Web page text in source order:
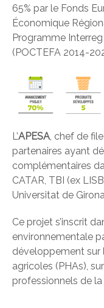
65% par le Fonds
Économique
Programme
(POCTEFA 2014-
L’APESA, chef de
partenaires ayant
complémentaires
CATAR, TBI (ex
Universitat de
Ce projet s’inscrit
environnementale
développement sur
agricoles (PHAs),
professionnels de la